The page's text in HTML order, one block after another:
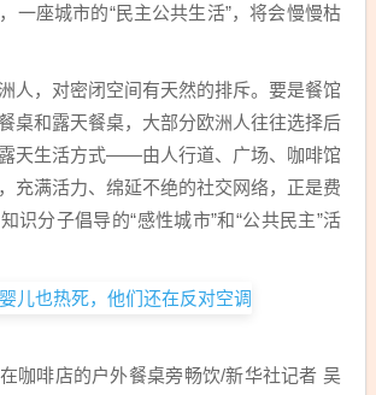
一座城市的“民主公共生活”，将会慢慢枯
人，对密闭空间有天然的排斥。要是餐馆
桌和露天餐桌，大部分欧洲人往往选择后
天生活方式——由人行道、广场、咖啡馆
充满活力、绵延不绝的社交网络，正是费
识分子倡导的“感性城市”和“公共民主”活
咖啡店的户外餐桌旁畅饮/新华社记者 吴